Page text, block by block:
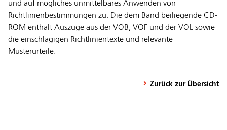
und auf mögliches unmittelbares Anwenden von
Richtlinienbestimmungen zu. Die dem Band beiliegende CD-
ROM enthält Auszüge aus der VOB, VOF und der VOL sowie
die einschlägigen Richtlinientexte und relevante
Musterurteile.
Zurück zur Übersicht